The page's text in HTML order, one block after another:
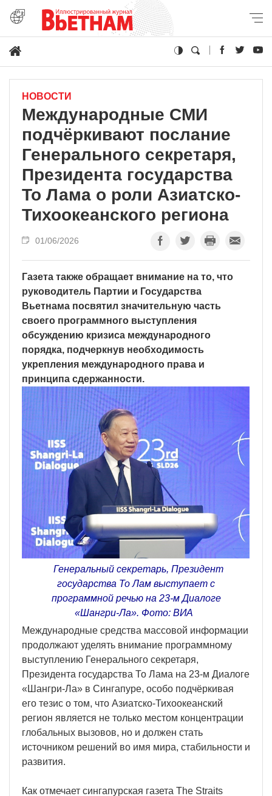
НОВОСТИ
Международные СМИ
подчёркивают послание
Генерального секретаря,
Президента государства
То Лама о роли Азиатско-
Тихоокеанского региона
01/06/2026
Газета также обращает внимание на то, что
руководитель Партии и Государства
Вьетнама посвятил значительную часть
своего программного выступления
обсуждению кризиса международного
порядка, подчеркнув необходимость
укрепления международного права и
принципа сдержанности.
Генеральный секретарь, Президент
государства То Лам выступает с
программной речью на 23-м Диалоге
«Шангри-Ла». Фото: ВИА
Международные средства массовой информации
продолжают уделять внимание программному
выступлению Генерального секретаря,
Президента государства То Лама на 23-м Диалоге
«Шангри-Ла» в Сингапуре, особо подчёркивая
его тезис о том, что Азиатско-Тихоокеанский
регион является не только местом концентрации
глобальных вызовов, но и должен стать
источником решений во имя мира, стабильности и
развития.
Как отмечает сингапурская газета The Straits